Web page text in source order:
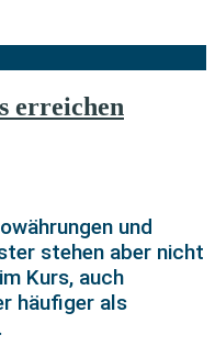
erreichen
und
stehen aber nicht
Kurs, auch
häufiger als